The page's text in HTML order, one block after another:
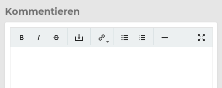
Kommentieren